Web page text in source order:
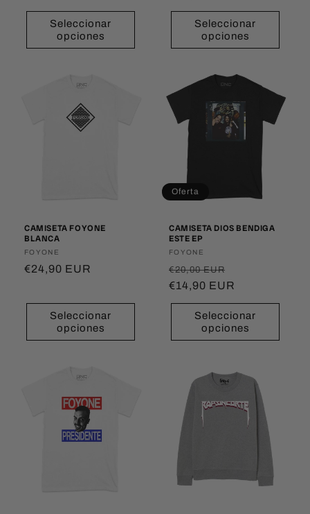
Seleccionar
opciones
habitual
Seleccionar
opciones
CAMISETA FOYONE
BLANCA
Proveedor:
FOYONE
Precio
€24,90 EUR
Seleccionar
opciones
Oferta
CAMISETA DIOS BENDIGA
ESTE EP
Proveedor:
FOYONE
Precio
habitual
€20,00 EUR
de
oferta
€14,90 EUR
Seleccionar
opciones